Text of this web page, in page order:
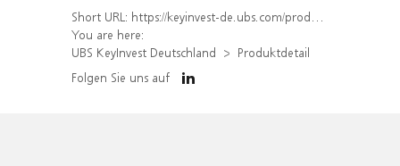
Short URL: https://keyinvest-de.ubs.com/produkt/detail/index/isin/DE000WA48KQ3
You are here:
UBS KeyInvest Deutschland
Produktdetail
Folgen Sie uns auf